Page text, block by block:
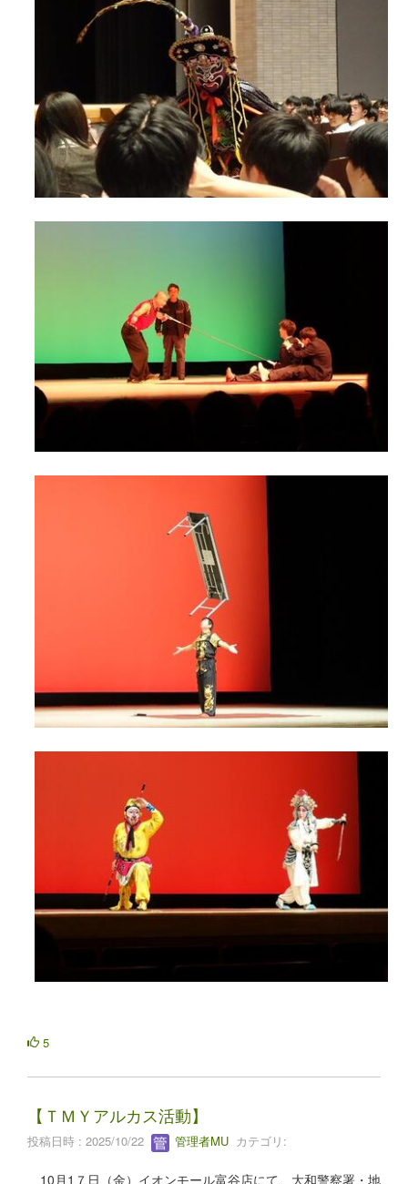
5
【ＴＭＹアルカス活動】
投稿日時 : 2025/10/22 管理者MU カテゴリ:
10月1７日（金）イオンモール富谷店にて、大和警察署・地